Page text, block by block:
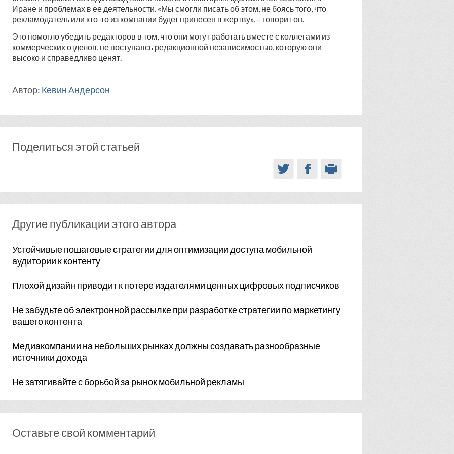
Иране и проблемах в ее деятельности. «Мы смогли писать об этом, не боясь того, что
рекламодатель или кто-то из компании будет принесен в жертву», – говорит он.
Это помогло убедить редакторов в том, что они могут работать вместе с коллегами из
коммерческих отделов, не поступаясь редакционной независимостью, которую они
высоко и справедливо ценят.
Автор: Кевин Андерсон
Поделиться этой статьей
Другие публикации этого автора
Устойчивые пошаговые стратегии для оптимизации доступа мобильной
аудитории к контенту
Плохой дизайн приводит к потере издателями ценных цифровых подписчиков
Не забудьте об электронной рассылке при разработке стратегии по маркетингу
вашего контента
Медиакомпании на небольших рынках должны создавать разнообразные
источники дохода
Не затягивайте с борьбой за рынок мобильной рекламы
Оставьте свой комментарий